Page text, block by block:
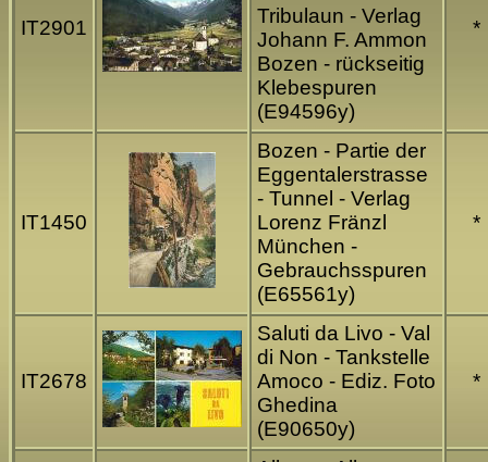
IT2901
Tribulaun - Verlag
Johann F. Ammon
Bozen - rückseitig
Klebespuren
(E94596y)
*
IT1450
Bozen - Partie der
Eggentalerstrasse
- Tunnel - Verlag
Lorenz Fränzl
München -
Gebrauchsspuren
(E65561y)
*
IT2678
Saluti da Livo - Val
di Non - Tankstelle
Amoco - Ediz. Foto
Ghedina
(E90650y)
*